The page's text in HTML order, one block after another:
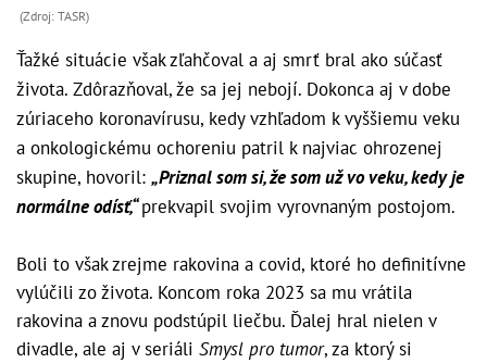
(Zdroj: TASR)
Ťažké situácie však zľahčoval a aj smrť bral ako súčasť
života. Zdôrazňoval, že sa jej nebojí. Dokonca aj v dobe
zúriaceho koronavírusu, kedy vzhľadom k vyššiemu veku
a onkologickému ochoreniu patril k najviac ohrozenej
skupine, hovoril: „Priznal som si, že som už vo veku, kedy je
normálne odísť,“prekvapil svojim vyrovnaným postojom.
Boli to však zrejme rakovina a covid, ktoré ho definitívne
vylúčili zo života. Koncom roka 2023 sa mu vrátila
rakovina a znovu podstúpil liečbu. Ďalej hral nielen v
divadle, ale aj v seriáli Smysl pro tumor, za ktorý si